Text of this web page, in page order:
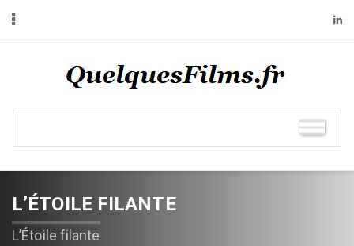
L’ÉTOILE FILANTE
L’Étoile filante